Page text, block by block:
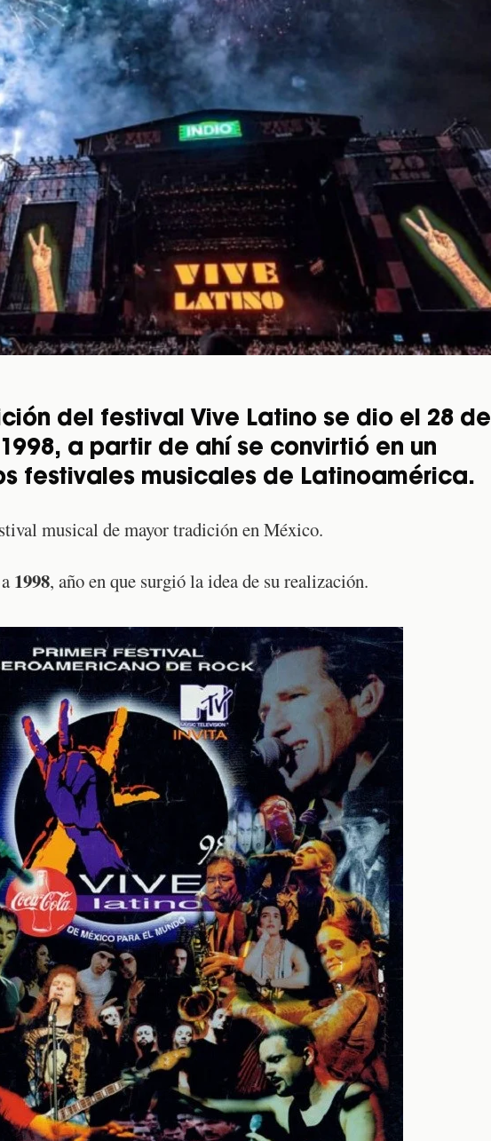
del festival Vive Latino se dio el 28 de
a partir de ahí se convirtió en un
festivales musicales de Latinoamérica.
musical de mayor tradición en México.
1998, año en que surgió la idea de su realización.